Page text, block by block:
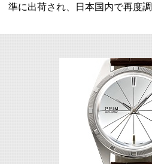
準に出荷され、日本国内で再度調